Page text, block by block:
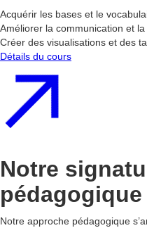
Acquérir les bases et le
Améliorer la communication et
Créer des visualisations et des
Détails du cours
Notre
pédagogique
Notre approche pédagogique